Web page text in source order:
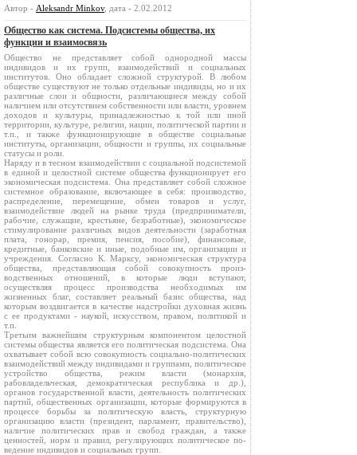
Автор - Aleksandr Minkov, дата - 2.02.2012
Общество как система. Подсистемы общества, их
функции и взаимосвязь
Общество не представляет собой однородной массы
индивидов и их групп, взаимодействий и социальных
институтов. Оно обладает сложной структурой. В лю­бом
обществе существуют не только отдельные индивиды, но и их
различные слои и общности, различающиеся между собой
наличи­ем или отсутствием собственности или власти, уровнем
доходов и культуры, принадлежностью к той или иной
территории, культуре, религии, нации, политической партии и
т.п., и также функционирующие в обществе социальные
институты, организации, общности и группы, их со­циальные
статусы и роли.
Наряду и в тесном взаимодействии с социальной подсисте­мой
в единой и целостной системе общества функционирует его
экономическая подсистема. Она представляет собой сложное
сис­темное образование, включающее в себя: производство,
распреде­ление, перемещение, обмен товаров и услуг,
взаимодействие людей на рынке труда (предприниматели,
рабочие, служащие, крестьяне, безработные), экономическое
стимулирование различных видов деятельности (заработная
плата, гонорар, премия, пенсия, посо­бие), финансовые,
кредитные, банковские и иные, подобные им, организации и
учреждения. Согласно К. Марксу, экономическая структура
общества, представляющая собой совокупность произ­
водственных отношений, в которые люди вступают,
осуществляя процесс производства необходимых им
жизненных благ, составля­ет реальный базис общества, над
которым воздвигается в качестве надстройки духовная жизнь
с ее продуктами - наукой, искусством, правом, политикой и
т.п.
Третьим важнейшим структурным компонентом целостной
системы общества является его политическая подсистема. Она
ох­ватывает собой всю совокупность социально-политических
взаи­модействий между индивидами и группами, политическое
уст­ройство общества, режим власти (монархия,
рабовладельческая, демократическая республика и др.),
органов государственной вла­сти, деятельность политических
партий, общественных органи­зации, которые формируются в
процессе борьбы за политическую власть, структурную
организацию власти (президент, парламент, правительство),
наличие политических прав и свобод граждан, а также
ценностей, норм и правил, регулирующих политическое по­
ведение индивидов и социальных групп.